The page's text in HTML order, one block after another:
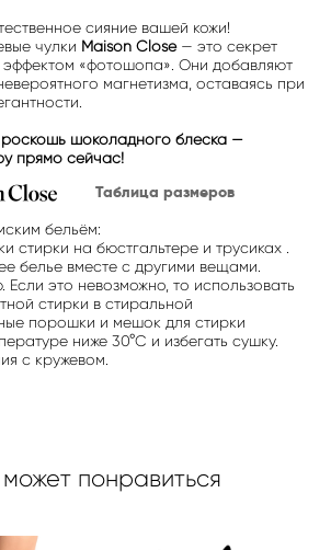
сияние вашей кожи!
чулки Maison Close— это секрет
эффектом «фотошопа». Они добавляют
магнетизма, оставаясь при
роскошь шоколадного блеска —
прямо сейчас!
Таблица размеров
бельём:
стирки на бюстгальтере и трусиках .
белье вместе с другими вещами.
Если это невозможно, то использовать
стирки в стиральной
порошки и мешок для стирки
ниже 30°C и избегать сушку.
с кружевом.
понравиться